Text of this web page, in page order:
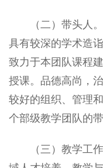
（二）带头人。
具有较深的学术造
致力于本团队课程
授课。品德高尚，
较好的组织、管理
个部级教学团队的带
（三）教学工作